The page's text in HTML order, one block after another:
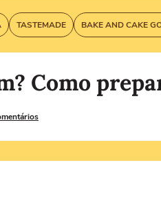
TASTEMADE BAKE AND CAKE
Como